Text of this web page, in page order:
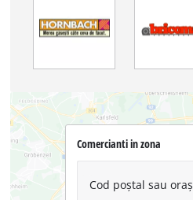
Comercianti in zona
Cod poștal sau oraș